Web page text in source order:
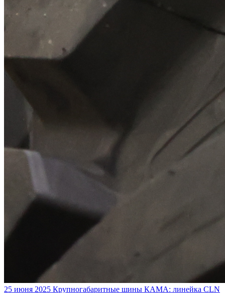
25 июня 2025 Крупногабаритные шины КАМА: линейка CLN